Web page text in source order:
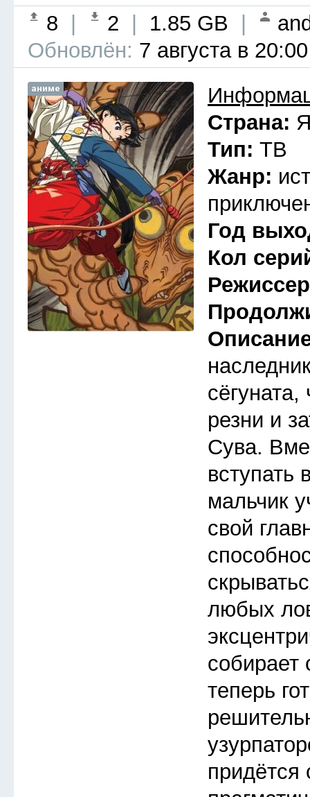
8 2 1.85 GB
Обновлён: 7 августа в 20:00
аниме
Страна:
Тип: ТВ
Жанр:
Год
Кол
резни и
Сува.
вступать
мальчик
свой
любых
собирает
теперь
придётся